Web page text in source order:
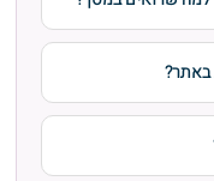
באתר?